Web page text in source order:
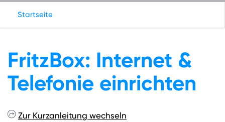
Startseite
FritzBox: Internet &
Telefonie einrichten
Zur Kurzanleitung wechseln